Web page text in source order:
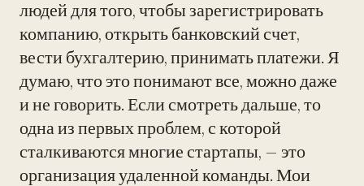
людей для того, чтобы зарегистрировать
компанию, открыть банковский счет,
вести бухгалтерию, принимать платежи. Я
думаю, что это понимают все, можно даже
и не говорить. Если смотреть дальше, то
одна из первых проблем, с которой
сталкиваются многие стартапы, — это
организация удаленной команды. Мои